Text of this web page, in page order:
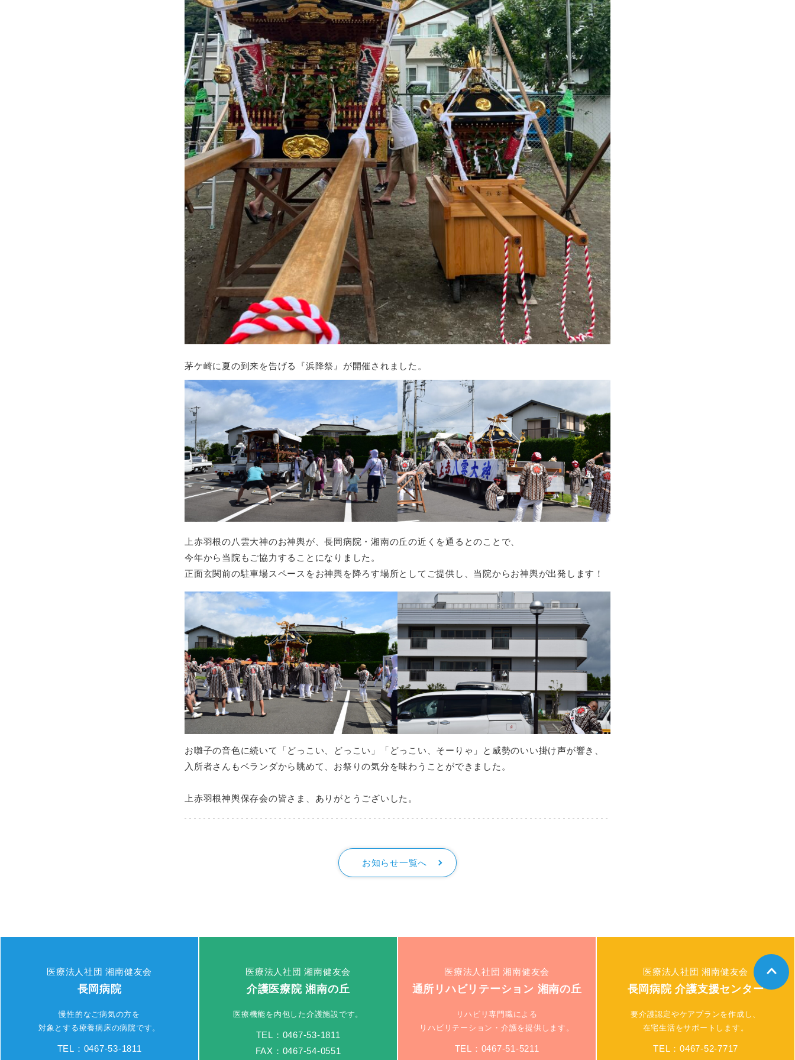
茅ケ崎に夏の到来を告げる『浜降祭』が開催されました。
上赤羽根の八雲大神のお神輿が、長岡病院・湘南の丘の近くを通るとのことで、
今年から当院もご協力することになりました。
正面玄関前の駐車場スペースをお神輿を降ろす場所としてご提供し、当院からお神輿が出発します！
お囃子の音色に続いて「どっこい、どっこい」「どっこい、そーりゃ」と威勢のいい掛け声が響き、
入所者さんもベランダから眺めて、お祭りの気分を味わうことができました。
上赤羽根神輿保存会の皆さま、ありがとうございした。
お知らせ一覧へ
医療法人社団 湘南健友会
長岡病院
慢性的なご病気の方を
対象とする療養病床の病院です。
TEL：0467-53-1811
医療法人社団 湘南健友会
介護医療院 湘南の丘
医療機能を内包した介護施設です。
TEL：0467-53-1811
FAX：0467-54-0551
医療法人社団 湘南健友会
通所リハビリテーション 湘南の丘
リハビリ専門職による
リハビリテーション・介護を提供します。
TEL：0467-51-5211
医療法人社団 湘南健友会
長岡病院 介護支援センター
要介護認定やケアプランを作成し、
在宅生活をサポートします。
TEL：0467-52-7717